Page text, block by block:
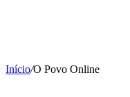
Início/O Povo Online